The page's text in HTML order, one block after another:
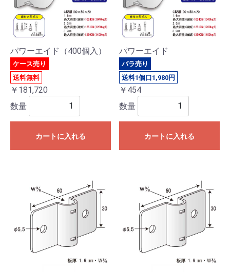
パワーエイド（400個入）
ケース売り
送料無料
￥181,720
数量
カートに入れる
パワーエイド
バラ売り
送料1個口1,980円
￥454
数量
カートに入れる